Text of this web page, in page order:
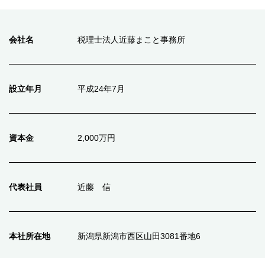
会社名 税理士法人近藤まこと事務所
設立年月 平成24年7月
資本金 2,000万円
代表社員 近藤 信
本社所在地 新潟県新潟市西区山田3081番地6